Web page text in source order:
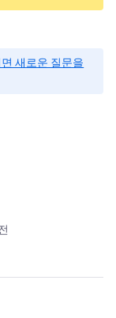
새로운 질문을